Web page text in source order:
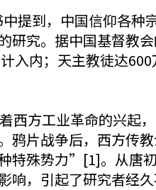
提到，中国信仰各种
研究。据中国基督教
入内；天主教徒达
西方工业革命的兴起
鸦片战争后，西方传
特殊势力”[1]。从唐
，引起了研究者经久